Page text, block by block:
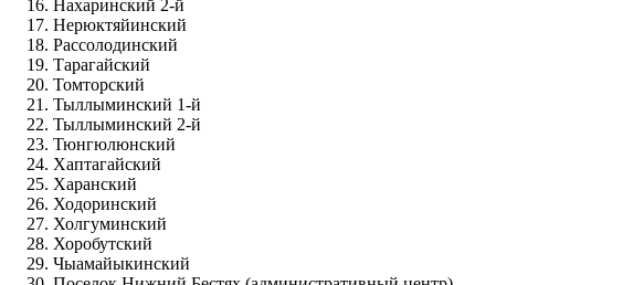
Нахаринский 2-й
Нерюктяйинский
Рассолодинский
Тарагайский
Томторский
Тыллыминский 1-й
Тыллыминский 2-й
Тюнгюлюнский
Хаптагайский
Харанский
Ходоринский
Холгуминский
Хоробутский
Чыамайыкинский